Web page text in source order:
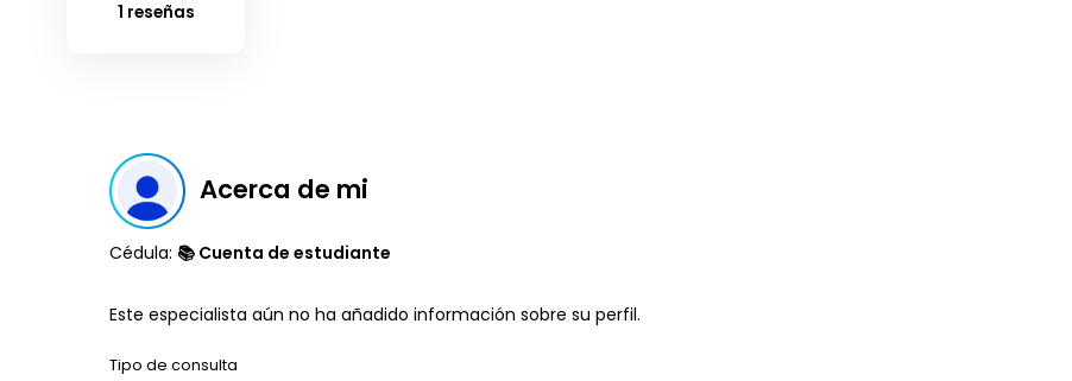
1 reseñas
Acerca de mi
Cédula: 📚 Cuenta de estudiante
Este especialista aún no ha añadido información sobre su perfil.
Tipo de consulta